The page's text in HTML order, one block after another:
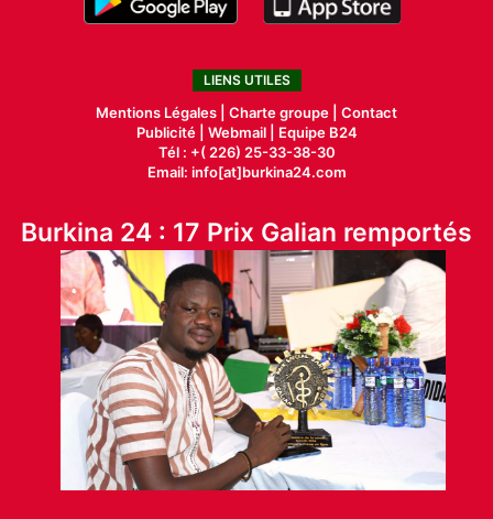
LIENS UTILES
Mentions Légales | Charte groupe | Contact
Publicité| Webmail |
Equipe B24
Tél : +( 226) 25-33-38-30
Email: info[at]burkina24.com
Burkina 24 : 17 Prix Galian remportés